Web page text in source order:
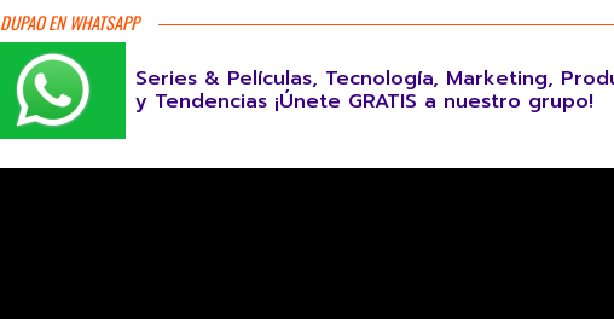
DUPAO EN WHATSAPP
Series & Películas, Tecnología, Marketing,
y Tendencias ¡Únete GRATIS a nuestro grupo!